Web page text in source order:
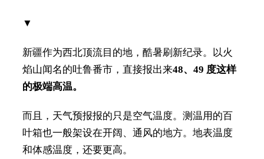
▼
新疆作为西北顶流目的地，酷暑刷新纪录。以火
焰山闻名的吐鲁番市，直接报出来48、49 度这样
的极端高温。
而且，天气预报报的只是空气温度。测温用的百
叶箱也一般架设在开阔、通风的地方。地表温度
和体感温度，还要更高。